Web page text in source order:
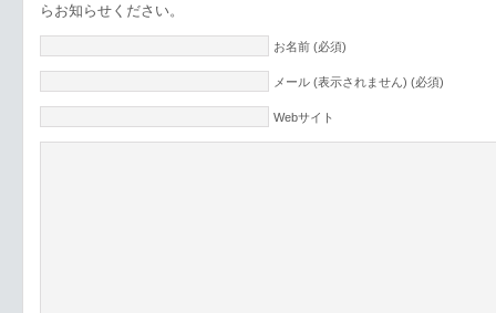
らお知らせください。
お名前 (必須)
メール (表示されません) (必須)
Webサイト